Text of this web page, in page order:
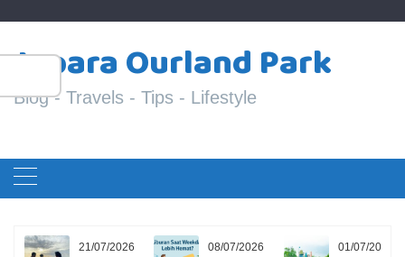
content
Jepara Ourland Park
Blog - Travels - Tips - Lifestyle
21/07/2026 08/07/2026 01/07/2026